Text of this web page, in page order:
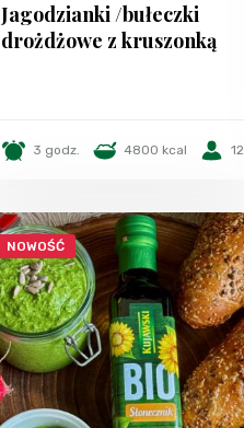
Jagodzianki /bułeczki
drożdżowe z kruszonką
3 godz. 4800 kcal 12
NOWOŚĆ